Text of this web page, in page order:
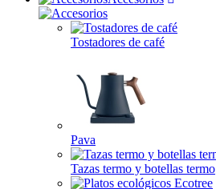
Tostadores de café
Pava
Tazas termo y botellas termo